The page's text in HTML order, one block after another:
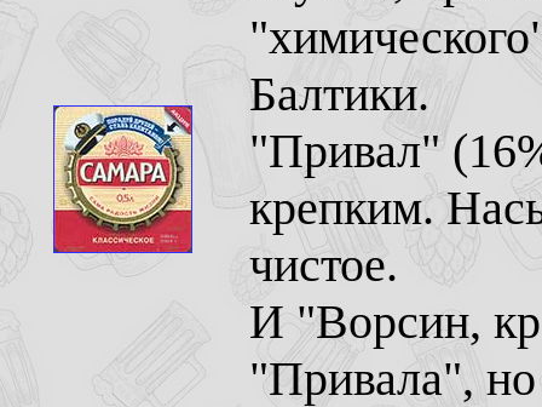
Балтики.
"Привал"
крепким.
чистое.
И "Ворсин,
"Привала",